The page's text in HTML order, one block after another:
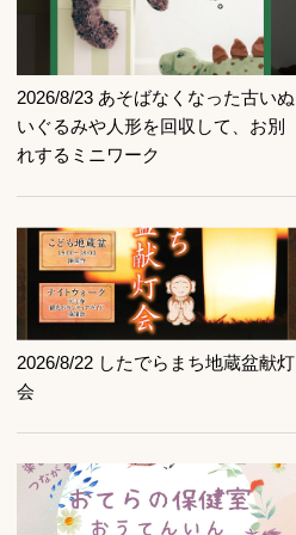
2026/8/23 あそばなくなった古いぬ
いぐるみや人形を回収して、お別
れするミニワーク
記事を読む
2026/8/22 したでらまち地蔵盆献灯
会
記事を読む
記事を読む